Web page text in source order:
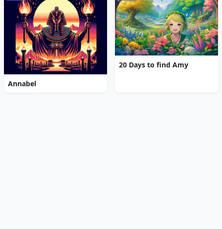
Annabel
20 Days to find Amy